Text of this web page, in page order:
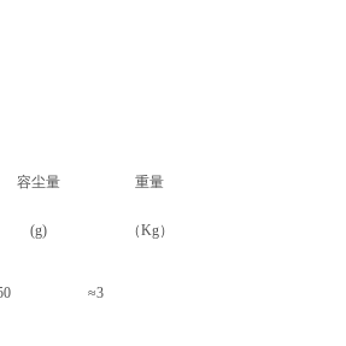
容尘量
(g)
重量
（Kg）
≈3